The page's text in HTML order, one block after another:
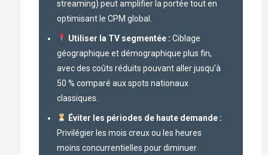
streaming) peut amplifier la portée tout en
optimisant le CPM global.
Utiliser la TV segmentée : Ciblage
géographique et démographique plus fin,
avec des coûts réduits pouvant aller jusqu’à
50 % comparé aux spots nationaux
classiques.
Éviter les périodes de haute demande :
Privilégier les mois creux ou les heures
moins concurrentielles pour diminuer